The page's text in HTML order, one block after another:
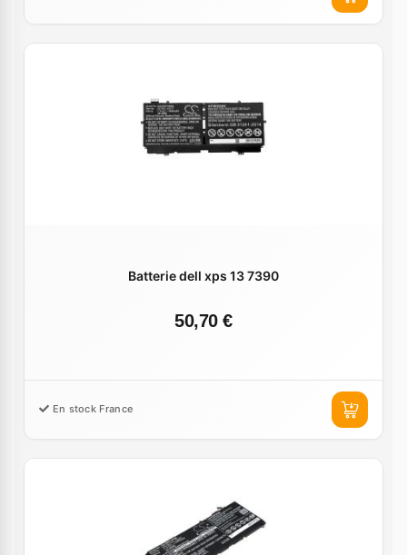
Batterie dell xps 13 7390
50,70 €
En stock France